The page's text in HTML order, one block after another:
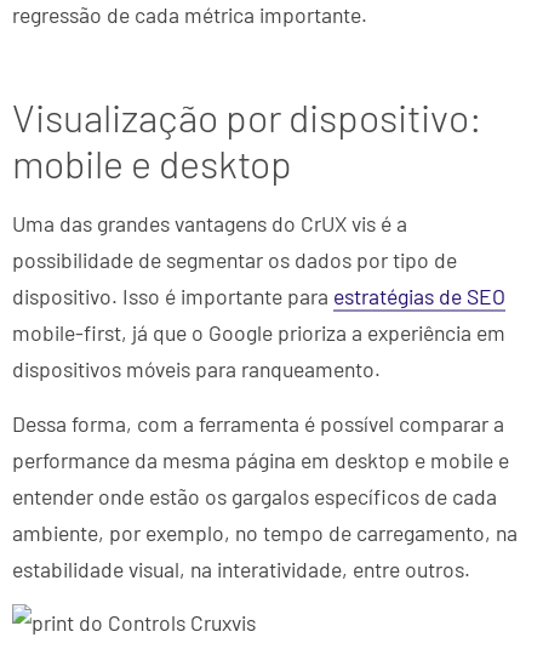
regressão de cada métrica importante.
Visualização por dispositivo:
mobile e desktop
Uma das grandes vantagens do CrUX vis é a
possibilidade de segmentar os dados por tipo de
dispositivo. Isso é importante para estratégias de SEO
mobile-first, já que o Google prioriza a experiência em
dispositivos móveis para ranqueamento.
Dessa forma, com a ferramenta é possível comparar a
performance da mesma página em desktop e mobile e
entender onde estão os gargalos específicos de cada
ambiente, por exemplo, no tempo de carregamento, na
estabilidade visual, na interatividade, entre outros.